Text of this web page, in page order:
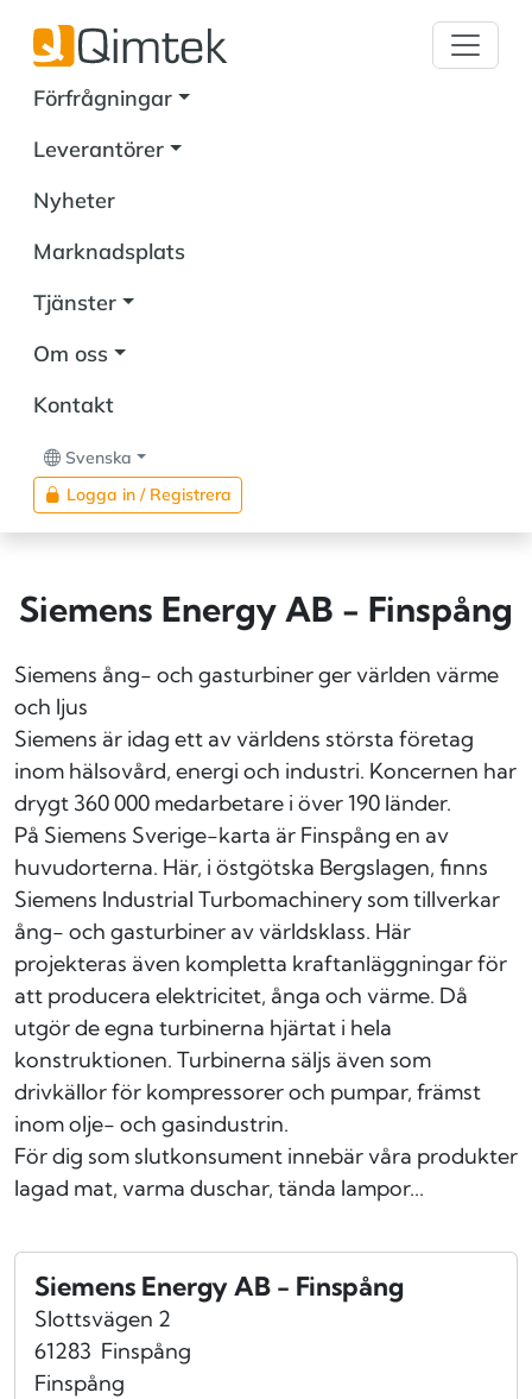
Förfrågningar
Leverantörer
Nyheter
Marknadsplats
Tjänster
Om oss
Kontakt
Svenska
Logga in / Registrera
Siemens Energy AB - Finspång
Siemens ång- och gasturbiner ger världen värme
och ljus
Siemens är idag ett av världens största företag
inom hälsovård, energi och industri. Koncernen har
drygt 360 000 medarbetare i över 190 länder.
På Siemens Sverige-karta är Finspång en av
huvudorterna. Här, i östgötska Bergslagen, finns
Siemens Industrial Turbomachinery som tillverkar
ång- och gasturbiner av världsklass. Här
projekteras även kompletta kraftanläggningar för
att producera elektricitet, ånga och värme. Då
utgör de egna turbinerna hjärtat i hela
konstruktionen. Turbinerna säljs även som
drivkällor för kompressorer och pumpar, främst
inom olje- och gasindustrin.
För dig som slutkonsument innebär våra produkter
lagad mat, varma duschar, tända lampor...
Siemens Energy AB - Finspång
Slottsvägen 2
61283 Finspång
Finspång